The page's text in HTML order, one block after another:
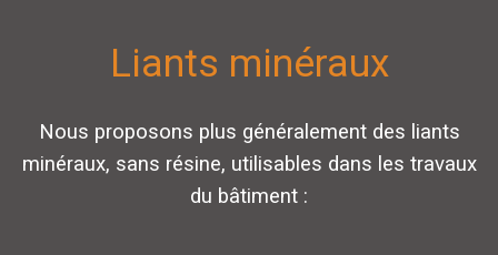
Liants minéraux
Nous proposons plus généralement des liants
minéraux, sans résine, utilisables dans les travaux
du bâtiment :